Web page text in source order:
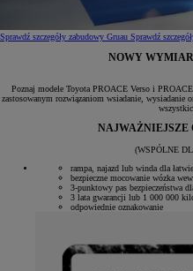
Sprawdź szczegóły zabudowy Gruau Sprawdź
NOWY
Poznaj modele Toyota PROACE Verso i
zastosowanym rozwiązaniom wsiadanie, wysiadanie
NAJWAŻNIEJSZE
(WSPÓLNE
rampa, najazd lub winda dla
bezpieczne mocowanie wózka
3-punktowy pas bezpieczeństwa
3 lata gwarancji lub 1 000 000
odpowiednie oznakowanie